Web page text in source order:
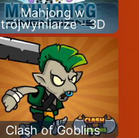
Mahjong w
trójwymiarze - 3D
Clash of Goblins